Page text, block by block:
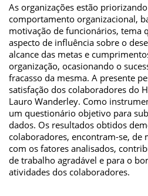
As organizações estão
comportamento organizacional,
motivação de funcionários, tema
aspecto de influência sobre o
alcance das metas e
organização, ocasionando o
fracasso da mesma. A presente
satisfação dos colaboradores do
Lauro Wanderley. Como
um questionário objetivo para
dados. Os resultados obtidos
colaboradores, encontram-se, de
com os fatores analisados,
de trabalho agradável e para o
atividades dos colaboradores.